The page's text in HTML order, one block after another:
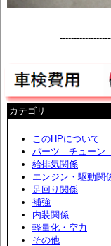
カテゴリ
このHPについて
パーツ チューン
給排気関係
エンジン・駆動関
足回り関係
補強
内装関係
軽量化・空力
その他